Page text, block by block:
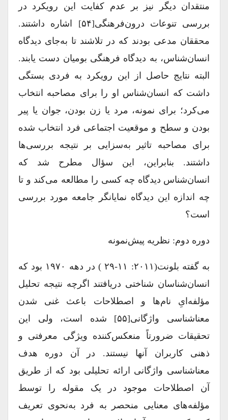
منتقدان دیگر نیز بر عدم کفایت این رویکرد در
بررسی تنوعات درون‌فرهنگی[۵۴] اشاره داشتند.
محققان مدعی بودند که در تلاشند تا به‌جای دیدگاه
انسان‌شناس، به دیدگاه فرهنگی بومیان دست یابند.
البته نتایج حاصل از این رویکرد به فردی بستگی
داشت که انسان‌شناس او را برای مصاحبه انتخاب
می‌کرد؛ برای نمونه، مرد یا زن بودن، جوان یا پیر
بودن و سطح و موقعیت اجتماعی فرد انتخاب شده
برای مصاحبه تاثیر به‌سزایی بر نتیجه بررسی‌ها
داشتند. بنابراین، این سؤال مطرح شد که
انسان‌‌شناس دیدگاه چه کسی را مطالعه می‌کند و تا
چه اندازه این دیدگاه نمایانگر جامعه مورد بررسی
است؟
دوره دوم: نظریه پیش‌نمونه
به گفته بلونت(۲۰۱۱: ۱۱-۲۹ ) در دهه ۱۹۷۰ بود که
انسان‌شناسان شناختی دریافتند اگرچه نتیجه تحلیل
مؤلفه‌ایِ نام‌ها و اصطلاحات باعث غنی شدن
معناشناسی واژگانی[۵۵] شده است، ولی این
تحقیقات ضرورتاً منعکس‌کننده ویژگی‌ معرفتی و
ذهنی کاربران آنها نیستند. در آن دوره هدف
معناشناسی واژگانی ارائه تحلیلی بود که از طریق
آن اصطلاحات موجود در یک مقوله را توسط
مؤلفه‌های معنایی منحصر به ‌فرد به‌نحوی تعریف